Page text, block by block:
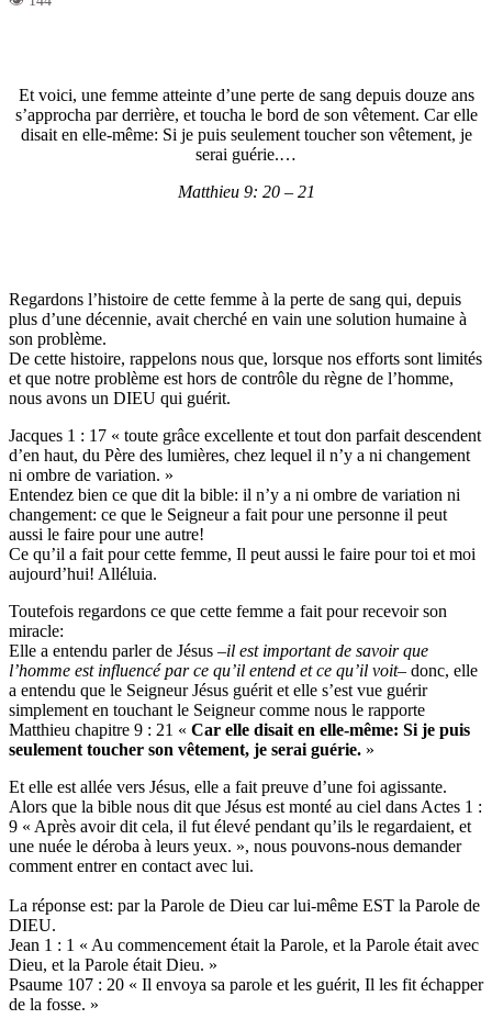
Et voici, une femme atteinte d’une perte de sang depuis douze ans
s’approcha par derrière, et toucha le bord de son vêtement. Car elle
disait en elle-même: Si je puis seulement toucher son vêtement, je
serai guérie.…
Matthieu 9: 20 – 21
Regardons l’histoire de cette femme à la perte de sang qui, depuis
plus d’une décennie, avait cherché en vain une solution humaine à
son problème.
De cette histoire, rappelons nous que, lorsque nos efforts sont limités
et que notre problème est hors de contrôle du règne de l’homme,
nous avons un DIEU qui guérit.
Jacques 1 : 17 « toute grâce excellente et tout don parfait descendent
d’en haut, du Père des lumières, chez lequel il n’y a ni changement
ni ombre de variation. »
Entendez bien ce que dit la bible: il n’y a ni ombre de variation ni
changement: ce que le Seigneur a fait pour une personne il peut
aussi le faire pour une autre!
Ce qu’il a fait pour cette femme, Il peut aussi le faire pour toi et moi
aujourd’hui! Alléluia.
Toutefois regardons ce que cette femme a fait pour recevoir son
miracle:
Elle a entendu parler de Jésus –il est important de savoir que
l’homme est influencé par ce qu’il entend et ce qu’il voit– donc, elle
a entendu que le Seigneur Jésus guérit et elle s’est vue guérir
simplement en touchant le Seigneur comme nous le rapporte
Matthieu chapitre 9 : 21 « Car elle disait en elle-même: Si je puis
seulement toucher son vêtement, je serai guérie. »
Et elle est allée vers Jésus, elle a fait preuve d’une foi agissante.
Alors que la bible nous dit que Jésus est monté au ciel dans Actes 1 :
9 « Après avoir dit cela, il fut élevé pendant qu’ils le regardaient, et
une nuée le déroba à leurs yeux. », nous pouvons-nous demander
comment entrer en contact avec lui.
La réponse est: par la Parole de Dieu car lui-même EST la Parole de
DIEU.
Jean 1 : 1 « Au commencement était la Parole, et la Parole était avec
Dieu, et la Parole était Dieu. »
Psaume 107 : 20 « Il envoya sa parole et les guérit, Il les fit échapper
de la fosse. »